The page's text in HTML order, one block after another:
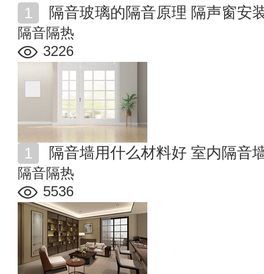
隔音玻璃的隔音原理 隔声窗安
隔音隔热
3226
隔音墙用什么材料好 室内隔音
隔音隔热
5536